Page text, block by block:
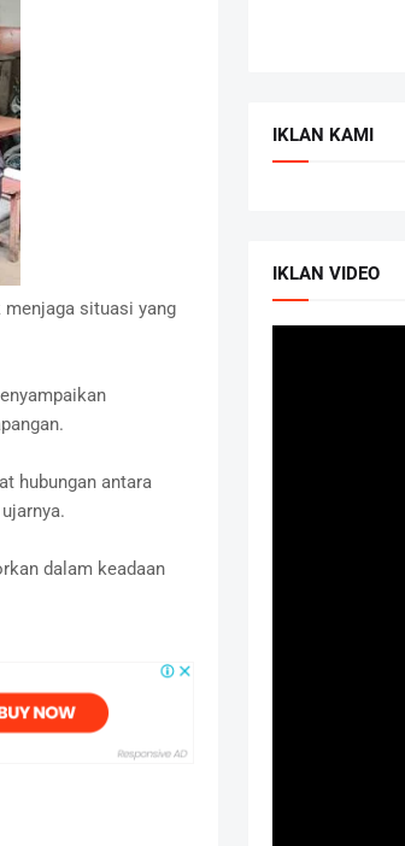
menjaga situasi yang
hubungan antara
dalam keadaan
IKLAN KAMI
IKLAN VIDEO